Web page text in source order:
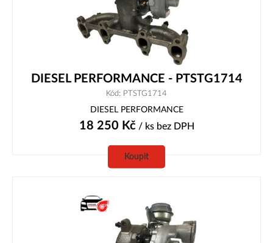
DIESEL PERFORMANCE - PTSTG1714
Kód: PTSTG1714
DIESEL PERFORMANCE
18 250 Kč/ ks bez DPH
Koupit